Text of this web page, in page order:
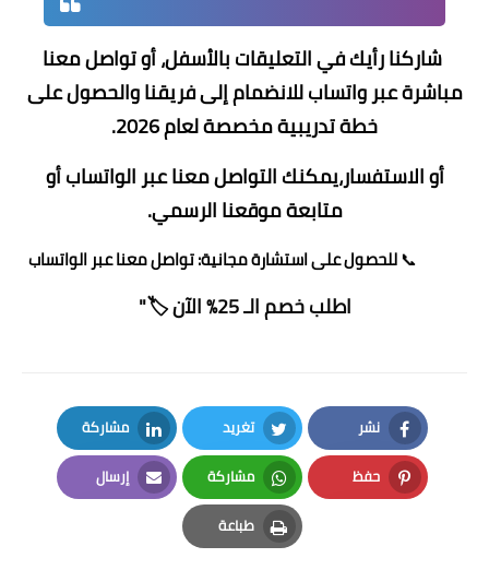
شاركنا رأيك في التعليقات بالأسفل، أو تواصل معنا
مباشرة عبر واتساب للانضمام إلى فريقنا والحصول على
خطة تدريبية مخصصة لعام 2026.
أو الاستفسار،يمكنكالتواصل معنا عبر الواتسابأو
متابعةموقعنا الرسمي.
📞للحصول على استشارة مجانية:تواصل معنا عبر الواتساب
اطلب خصم الـ 25% الآن 🏷️"
نشر
Facebook
تغريد
Twitter
مشاركة
LinkedIn
حفظ
Pinterest
مشاركة
Whatsapp
إرسال
Email
طباعة
Print